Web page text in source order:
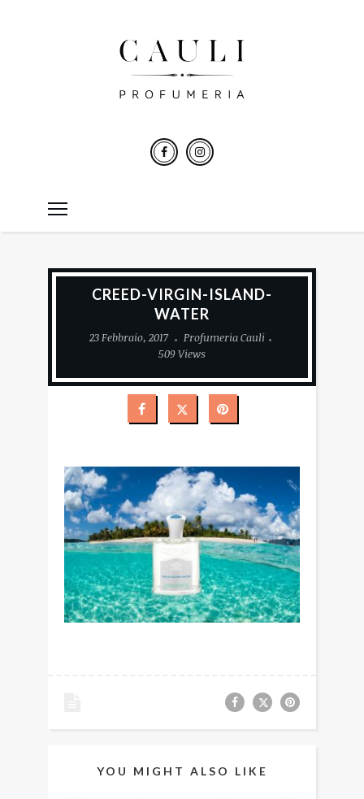
CREED-VIRGIN-ISLAND-
WATER
23 Febbraio, 2017
Profumeria Cauli
509 Views
YOU MIGHT ALSO LIKE